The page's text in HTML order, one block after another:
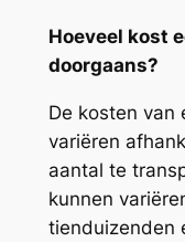
Hoeveel kost
doorgaans?
De kosten van
variëren
aantal te
kunnen
tienduizenden